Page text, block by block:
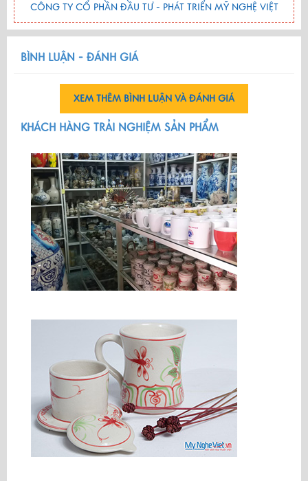
CÔNG TY CỔ PHẦN ĐẦU TƯ - PHÁT TRIỂN MỸ NGHỆ VIỆT
BÌNH LUẬN - ĐÁNH GIÁ
XEM THÊM BÌNH LUẬN VÀ ĐÁNH GIÁ
KHÁCH HÀNG TRẢI NGHIỆM SẢN PHẨM